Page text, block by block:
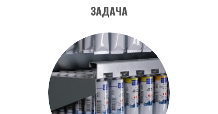
ЗАДАЧА